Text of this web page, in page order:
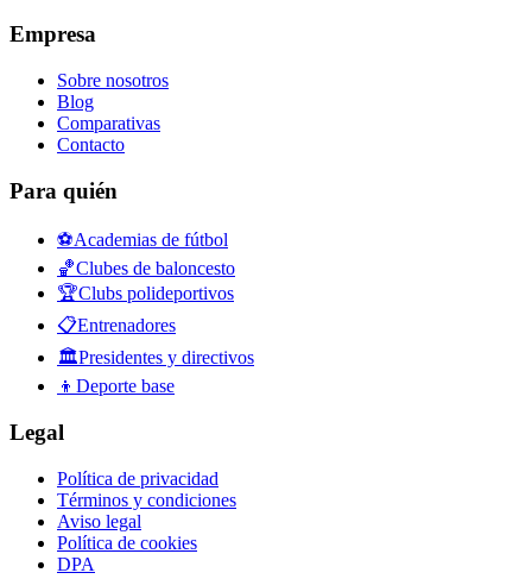
Empresa
Sobre nosotros
Blog
Comparativas
Contacto
Para quién
⚽Academias de fútbol
🏀Clubes de baloncesto
🏆Clubs polideportivos
📋Entrenadores
🏛️Presidentes y directivos
👦 Deporte base
Legal
Política de privacidad
Términos y condiciones
Aviso legal
Política de cookies
DPA